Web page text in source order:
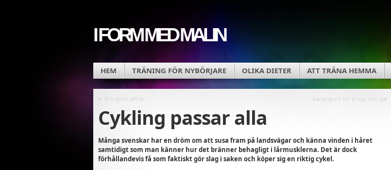
I FORM MED MALIN
HEM TRÄNING FÖR NYBÖRJARE OLIKA DIETER ATT TRÄNA HEMMA
« Bra sport-BH:ar Kampsport för kropp och själ
Cykling passar alla
Många svenskar har en dröm om att susa fram på landsvägar och känna vinden i håret
samtidigt som man känner hur det bränner behagligt i lårmusklerna. Det är dock
förhållandevis få som faktiskt gör slag i saken och köper sig en riktig cykel.